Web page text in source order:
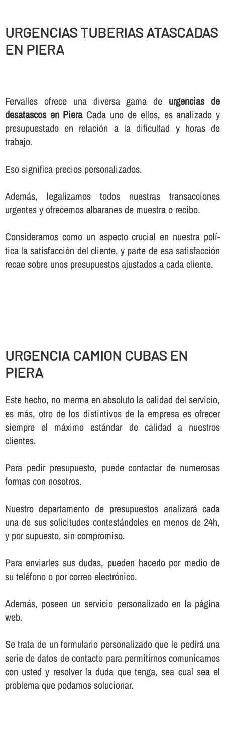
URGENCIAS TUBERIAS ATASCADAS
EN PIERA
Fervalles ofrece una diversa gama de urgencias de
desatascos en PieraCada uno de ellos, es analizado y
presupuestado en relación a la dificultad y horas de
trabajo.
Eso significa precios personalizados.
Además, legalizamos todos nuestras transacciones
urgentes y ofrecemos albaranes de muestra o recibo.
Consideramos como un aspecto crucial en nuestra polí­
tica la satisfacción del cliente, y parte de esa satisfacción
recae sobre unos presupuestos ajustados a cada cliente.
URGENCIA CAMION CUBAS EN
PIERA
Este hecho, no merma en absoluto la calidad del servicio,
es más, otro de los distintivos de la empresa es ofrecer
siempre el máximo estándar de calidad a nuestros
clientes.
Para pedir presupuesto, puede contactar de numerosas
formas con nosotros.
Nuestro departamento de presupuestos analizará cada
una de sus solicitudes contestándoles en menos de 24h,
y por supuesto, sin compromiso.
Para enviarles sus dudas, pueden hacerlo por medio de
su teléfono o por correo electrónico.
Además, poseen un servicio personalizado en la página
web.
Se trata de un formulario personalizado que le pedirá una
serie de datos de contacto para permitirnos comunicarnos
con usted y resolver la duda que tenga, sea cual sea el
problema que podamos solucionar.